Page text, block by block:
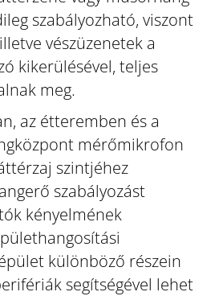
szabályozható, viszont
vészüzenetek a
kikerülésével, teljes
meg.
az étteremben és a
mérőmikrofon
szintjéhez
szabályozást
kényelmének
különböző részein
segítségével lehet